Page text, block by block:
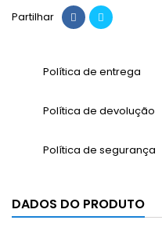
Partilhar
Política de entrega
Política de devolução
Política de segurança
DADOS DO PRODUTO